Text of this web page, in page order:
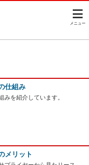
メニュー
仕組み
みを紹介しています。
メリット